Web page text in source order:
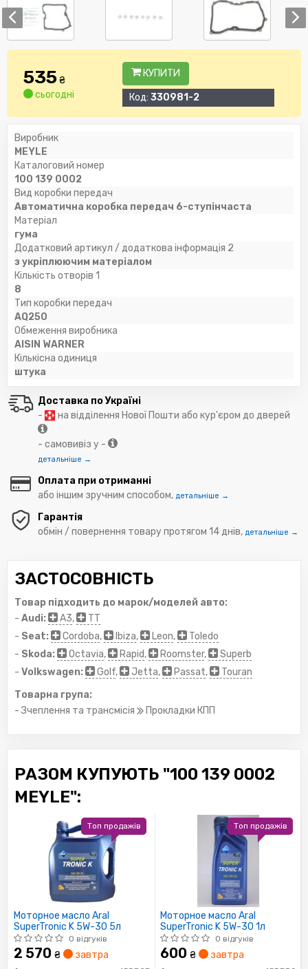
535₴
сьогодні
КУПИТИ
Код: 330981-2
Виробник
MEYLE
Каталоговий номер
100 139 0002
Вид коробки передач
Автоматична коробка передач 6-ступінчаста
Матеріал
гума
Додатковий артикул / додаткова інформація 2
з укріплюючим матеріалом
Кількість отворів 1
8
Тип коробки передач
AQ250
Обмеження виробника
AISIN WARNER
Кількісна одиниця
штука
Доставка по Україні
-
на відділення Нової Пошти або кур'єром до дверей
- самовивіз у -
детальніше →
Оплата при отриманні
або іншим зручним способом, детальніше →
Гарантія
обмін / повернення товару протягом 14 днів, детальніше →
ЗАСТОСОВНІСТЬ
Товар підходить до марок/моделей авто:
- Audi: A3,
TT
- Seat: Cordoba, Ibiza, Leon,
Toledo
- Skoda: Octavia, Rapid, Roomster,
Superb
- Volkswagen: Golf, Jetta, Passat,
Touran
Товарна група:
- Зчеплення та трансмісія
Прокладки КПП
РАЗОМ КУПУЮТЬ "100 139 0002
MEYLE":
Моторное масло Aral
SuperTronic K 5W-30 5л
0 відгуків
2 570 ₴ завтра
Топ продажів
Моторное масло Aral
SuperTronic K 5W-30 1л
0 відгуків
600 ₴ завтра
Топ продажів